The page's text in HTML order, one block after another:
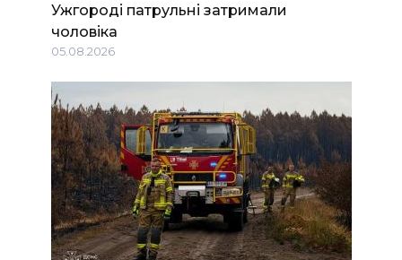
Ужгороді патрульні затримали
чоловіка
05.08.2026